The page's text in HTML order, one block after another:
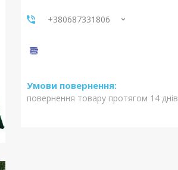
+380687331806
повернення товару протягом 14 днів